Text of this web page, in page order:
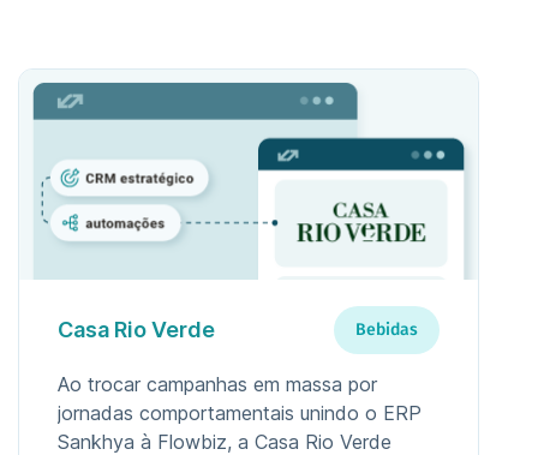
Casa Rio Verde Bebidas
Ao trocar campanhas em massa por
jornadas comportamentais unindo o ERP
Sankhya à Flowbiz, a Casa Rio Verde